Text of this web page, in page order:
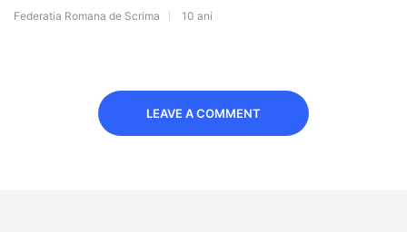
Federatia Romana de Scrima 10 ani
LEAVE A COMMENT